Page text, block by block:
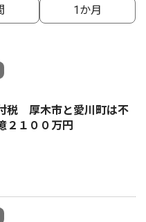
1か月
税 厚木市と愛川町は不
２１００万円